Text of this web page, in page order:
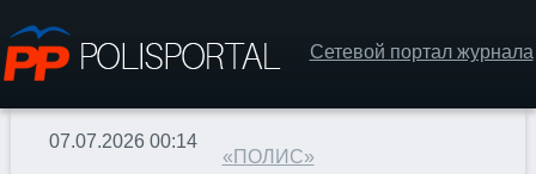
Сетевой портал журнала
«ПОЛИС»
07.07.2026 00:14